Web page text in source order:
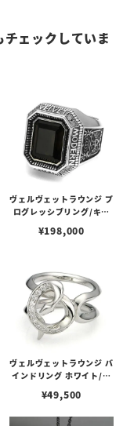
ェックしていま
ヴェルヴェットラウンジ プ
ログレッシブリング/キュ
ウン） -#25
¥198,000
ヴェルヴェットラウンジ バ
インドリング ホワイト/キ
¥49,500